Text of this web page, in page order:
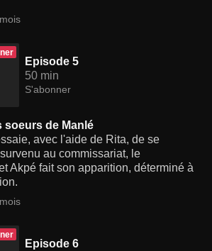
Episode 5
50 min
S'abonner
soeurs de Manlé
avec l'aide de Rita, de se
au commissariat, le
Akpé fait son apparition, déterminé à
Episode 6